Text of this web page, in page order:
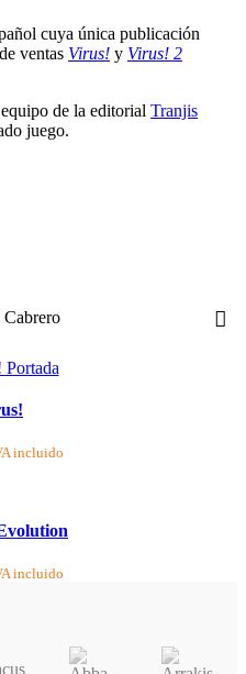
cuya única publicación
ventas Virus! y Virus! 2
de la editorial Tranjis
juego.
incluido
incluido